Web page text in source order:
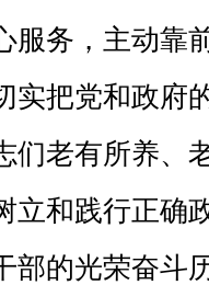
服务，主动靠
实把党和政府
们老有所养、
立和践行正确
部的光荣奋斗